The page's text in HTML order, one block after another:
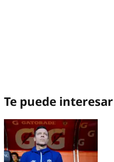
Te puede interesar